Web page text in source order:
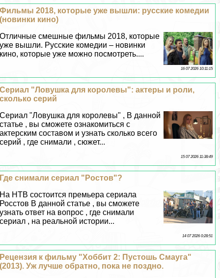
Фильмы 2018, которые уже вышли: русские комедии
(новинки кино)
Отличные смешные фильмы 2018, которые
уже вышли. Русские комедии – новинки
кино, которые уже можно посмотреть....
16 07 2026 10:11:15
Сериал "Ловушка для королевы": актеры и роли,
сколько серий
Сериал "Ловушка для королевы" , В данной
статье , вы сможете ознакомиться с
актерским составом и узнать сколько всего
серий , где снимали , сюжет...
15 07 2026 11:38:49
Где снимали сериал "Ростов"?
На НТВ состоится премьера сериала
Росстов В данной статье , вы сможете
узнать ответ на вопрос , где снимали
сериал , на реальной истории...
14 07 2026 0:28:51
Рецензия к фильму "Хоббит 2: Пустошь Смауга"
(2013). Уж лучше обратно, пока не поздно.